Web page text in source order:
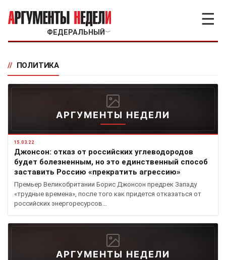
ФЕДЕРАЛЬНЫЙ ﹀
☰
// ПОЛИТИКА
АРГУМЕНТЫ НЕДЕЛИ
15.03.22
Джонсон: отказ от российских углеводородов
будет болезненным, но это единственный способ
заставить Россию «прекратить агрессию»
Премьер Великобритании Борис Джонсон предрек Западу
«трудные времена», после того как придется отказаться от
российских энергоресурсов…
АРГУМЕНТЫ НЕДЕЛИ